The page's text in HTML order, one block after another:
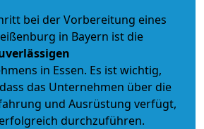
bei der Vorbereitung eines
in Bayern ist die
in Essen. Es ist wichtig,
das Unternehmen über die
und Ausrüstung verfügt,
durchzuführen.